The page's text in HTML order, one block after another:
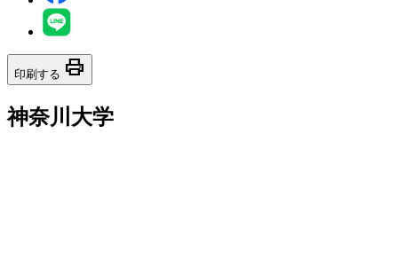
印刷する print
神奈川大学